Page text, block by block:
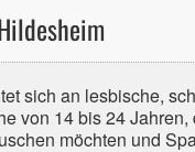
sich an lesbische,
von 14 bis 24 Jahren,
möchten und